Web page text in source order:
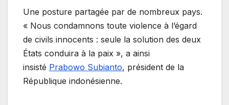
Une posture partagée par de nombreux pays.
« Nous condamnons toute violence à l’égard
de civils innocents : seule la solution des deux
États conduira à la paix », a ainsi
insisté Prabowo Subianto, président de la
République indonésienne.